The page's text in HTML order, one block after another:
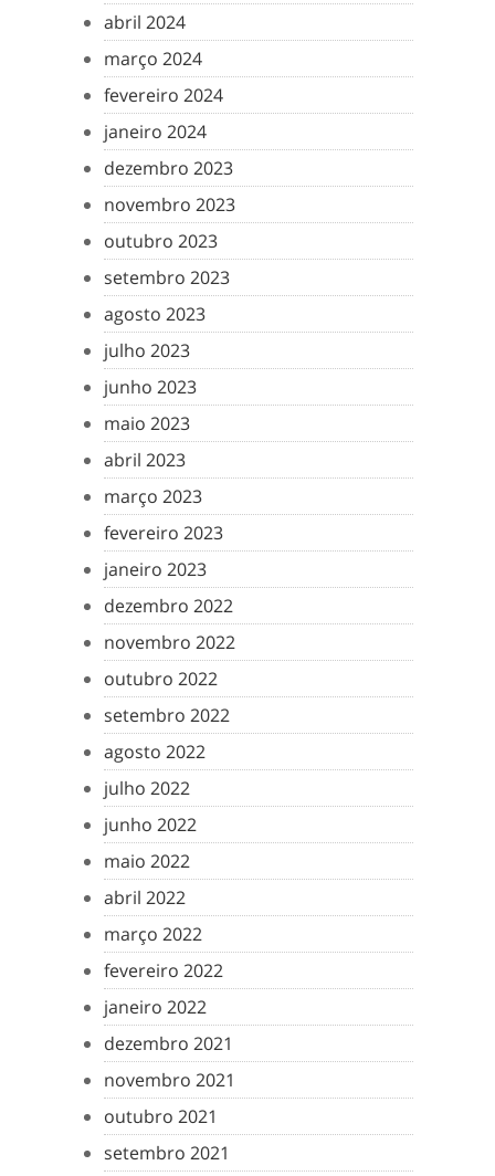
abril 2024
março 2024
fevereiro 2024
janeiro 2024
dezembro 2023
novembro 2023
outubro 2023
setembro 2023
agosto 2023
julho 2023
junho 2023
maio 2023
abril 2023
março 2023
fevereiro 2023
janeiro 2023
dezembro 2022
novembro 2022
outubro 2022
setembro 2022
agosto 2022
julho 2022
junho 2022
maio 2022
abril 2022
março 2022
fevereiro 2022
janeiro 2022
dezembro 2021
novembro 2021
outubro 2021
setembro 2021